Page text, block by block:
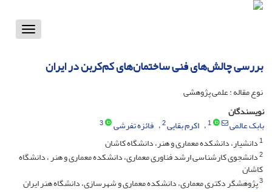
Toggle
بررسی چالش‌های فنی ساختمان‌های کم‌کربن در ایران
نوع مقاله : علمی پژوهشی
نویسندگان
بابک عالمی
1 اکرم بقایی2 فائزه تفرشی
3
1دانشیار، دانشکده معماری و هنر، دانشگاه کاشان
2دانشجوی کارشناسی ارشد فناوری معماری، دانشکده معماری و هنر ، دانشگاه
کاشان
3پژوهشگر دکتری معماری، دانشکده معماری و شهرسازی، دانشگاه هنر ایران